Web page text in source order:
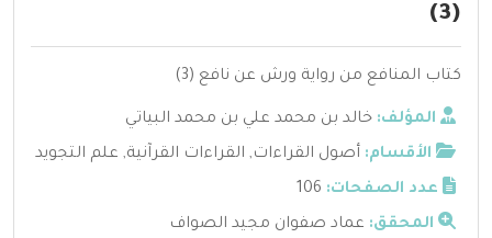
(3)
كتاب المنافع من رواية ورش عن نافع (3)
المؤلف: خالد بن محمد علي بن محمد البياتي
الأقسام: أصول القراءات, القراءات القرآنية, علم التجويد
عدد الصفحات: 106
المحقق: عماد صفوان مجيد الصواف